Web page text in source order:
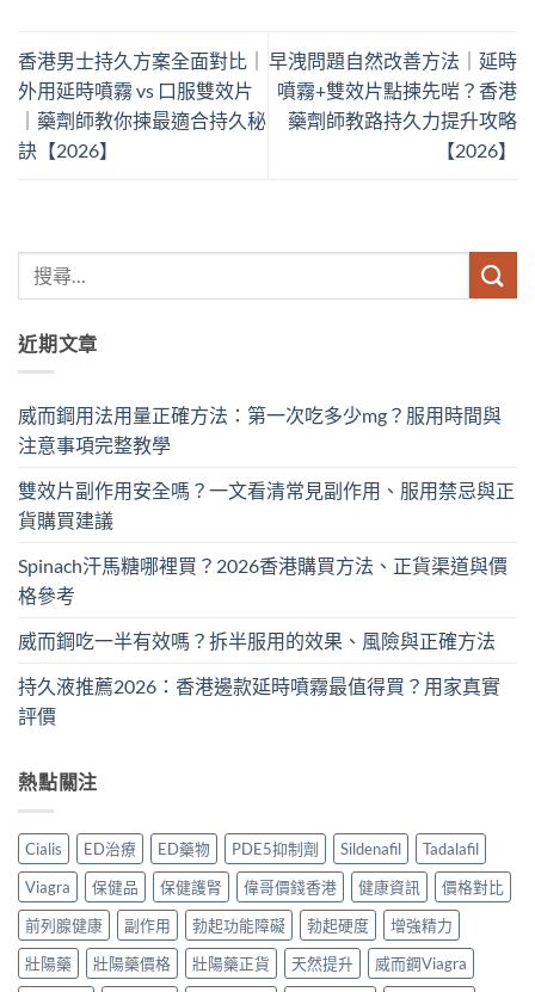
香港男士持久方案全面對比｜
外用延時噴霧 vs 口服雙效片
｜藥劑師教你揀最適合持久秘
訣【2026】
早洩問題自然改善方法｜延時
噴霧+雙效片點揀先啱？香港
藥劑師教路持久力提升攻略
【2026】
近期文章
威而鋼用法用量正確方法：第一次吃多少mg？服用時間與
注意事項完整教學
雙效片副作用安全嗎？一文看清常見副作用、服用禁忌與正
貨購買建議
Spinach汗馬糖哪裡買？2026香港購買方法、正貨渠道與價
格參考
威而鋼吃一半有效嗎？拆半服用的效果、風險與正確方法
持久液推薦2026：香港邊款延時噴霧最值得買？用家真實
評價
熱點關注
Cialis ED治療 ED藥物 PDE5抑制劑 Sildenafil
Tadalafil
Viagra
保健品 保健護腎 偉哥價錢香港 健康資訊
價格對比
前列腺健康
副作用 勃起功能障礙 勃起硬度
增強精力
壯陽藥
壯陽藥價格 壯陽藥正貨 天然提升
威而鋼Viagra